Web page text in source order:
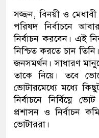
সজ্জন, বিনয়ী ও
পরিষদ নির্বাচনে
নির্বাচন করবেন। এই
নিশ্চিত করতে চান
জনসমর্থন। সাধারণ
তাকে নিয়ে। তবে
ভোটারমেধ্যে মধ্যে
নির্বাচনে নির্বিঘ্নে
প্রশাসন ও নির্বাচন
ভোটাররা।